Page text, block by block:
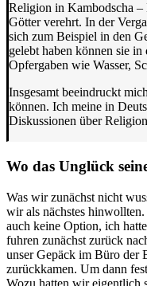
Religion in Kambodscha –
Götter verehrt. In der
sich zum Beispiel in den
gelebt haben können sie
Opfergaben wie Wasser,
Insgesamt beeindruckt
können. Ich meine in
Diskussionen über
Wo das Unglück
Was wir zunächst nicht
wir als nächstes
auch keine Option, ich
fuhren zunächst zurück
unser Gepäck im Büro der
zurückkamen. Um dann
Wozu hatten wir eigentlich